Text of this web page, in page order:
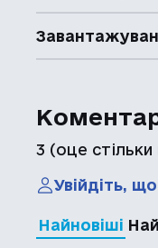
3 (оце
Увійдіть,
Найновіші